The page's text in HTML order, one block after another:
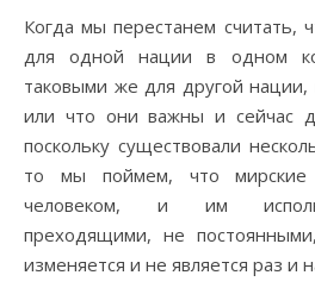
Когда мы перестанем считать,
для одной нации в одном
таковыми же для другой нации,
или что они важны и сейчас
поскольку существовали
то мы поймем, что мирские
человеком, и им
преходящими, не
изменяется и не является раз и